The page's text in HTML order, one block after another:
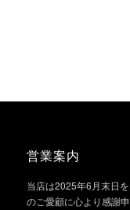
営業案内
当店は2025年6月末日
のご愛顧に心より感謝申